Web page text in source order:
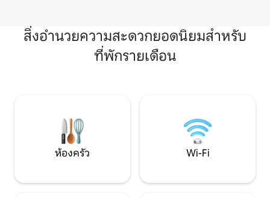
สิ่งอำนวยความสะดวกยอดนิยมสำหรับ
ที่พักรายเดือน
ห้องครัว Wi-Fi